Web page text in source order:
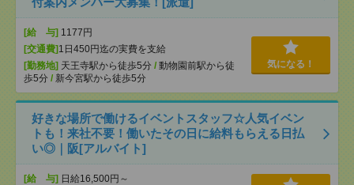
[給 与] 1177円
[交通費] 1日450円迄の実費を支給
[勤務地] 天王寺駅から徒歩5分 / 動物園前駅から徒
歩5分 / 新今宮駅から徒歩5分
気になる！
好きな場所で働けるイベントスタッフ☆人気イベン
トも！来社不要！働いたその日に給料もらえる日払
い◎｜阪[アルバイト]
[給 与] 日給16,500円～